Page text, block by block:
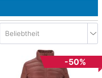
-50%